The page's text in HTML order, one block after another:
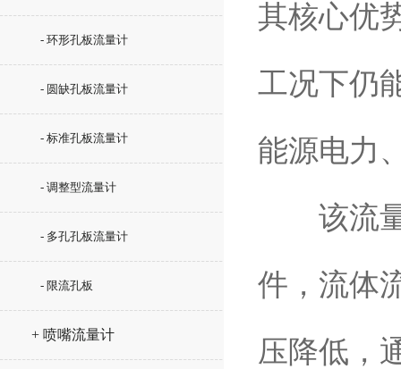
- 环形孔板流量计
- 圆缺孔板流量计
- 标准孔板流量计
- 调整型流量计
- 多孔孔板流量计
- 限流孔板
+ 喷嘴流量计
其核心优
工况下仍
能源电力
该流量
件，流体
压降低，